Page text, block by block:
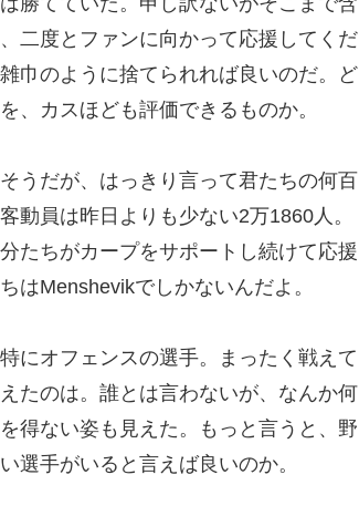
二度とファンに向かって応援してくだ
巾のように捨てられれば良いのだ。ど
、カスほども評価できるものか。
うだが、はっきり言って君たちの何百
動員は昨日よりも少ない2万1860人。
たちがカープをサポートし続けて応援
はMenshevikでしかないんだよ。
にオフェンスの選手。まったく戦えて
たのは。誰とは言わないが、なんか何
得ない姿も見えた。もっと言うと、野
選手がいると言えば良いのか。